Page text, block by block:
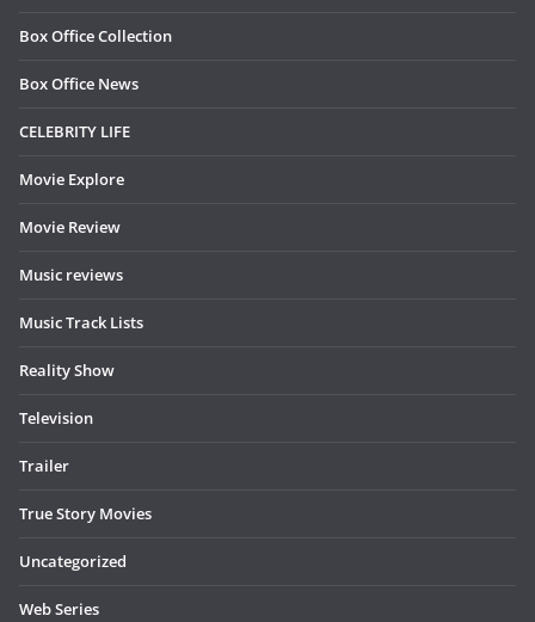
Box Office Collection
Box Office News
CELEBRITY LIFE
Movie Explore
Movie Review
Music reviews
Music Track Lists
Reality Show
Television
Trailer
True Story Movies
Uncategorized
Web Series